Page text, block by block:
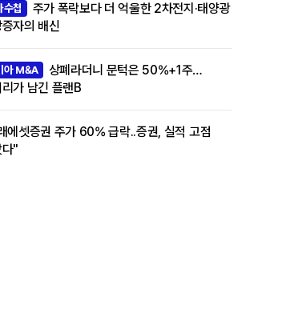
수첩
주가 폭락보다 더 억울한 2차전지·태양광
자의 배신
아 M&A
상폐라더니 문턱은 50%+1주…
가 남긴 플랜B
에셋증권 주가 60% 급락..증권, 실적 고점
"